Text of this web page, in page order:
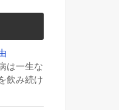
は一生な
飲み続け